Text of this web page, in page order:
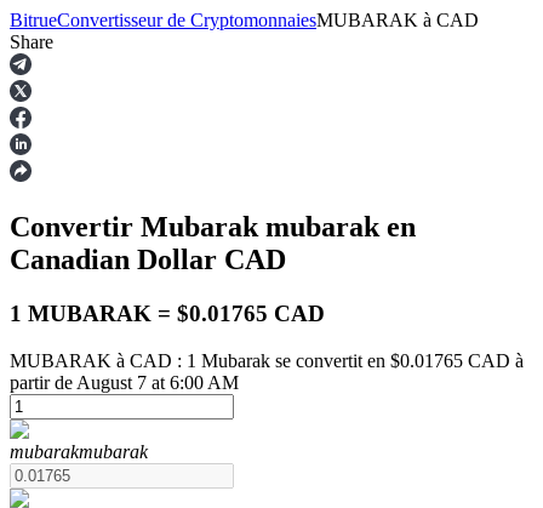
Contrats à terme
Futures USDT
BitrueConvertisseur de CryptomonnaiesMUBARAK à CAD
Share
Convertir Mubarak mubarak en
Canadian Dollar CAD
1 MUBARAK = $0.01765 CAD
MUBARAK à CAD : 1 Mubarak se convertit en $0.01765 CAD à
partir de August 7 at 6:00 AM
mubarakmubarak